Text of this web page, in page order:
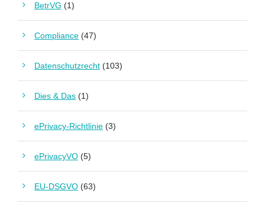
BetrVG (1)
Compliance (47)
Datenschutzrecht (103)
Dies & Das (1)
ePrivacy-Richtlinie (3)
ePrivacyVO (5)
EU-DSGVO (63)